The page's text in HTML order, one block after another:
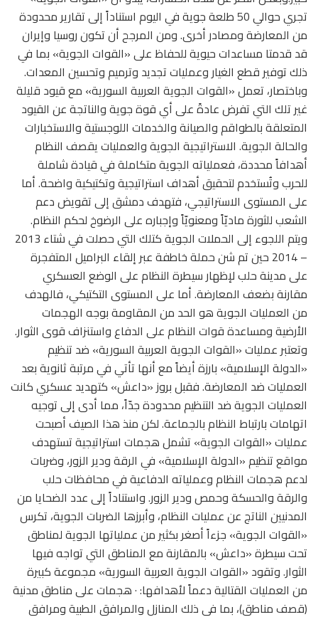
تجري حوالي 50 طلعة جوية في اليوم استناداً إلى تقارير محدودة
من المعارضة ومصادر أخرى. ومن المرجح أن تكون روسيا وإيران
قد قدمتا مساعدات حيوية للحفاظ على «القوات الجوية» بما في
ذلك توفير قطع الغيار وعمليات تجديد وترميم وتحسين المعدات.
وباختصار، تعمل «القوات الجوية العربية السورية» مع قيود قليلة
غير تلك التي تفرض عادةً على أي قوة جوية والناتجة عن القيود
المتعلقة بالطواقم والصيانة والخدمات اللوجستية والاستخبارات
والحالة الجوية. الاستراتيجية الجوية والعمليات يقصف النظام
أهدافاً محددة، فعملياته الجوية متكاملة في قيادة شاملة
للحرب وتُستخدم لتحقيق أهداف استراتيجية وتكتيكية واضحة. أما
على المستوى الاستراتيجي، فتهدف دمشق إلى تقويض دعم
الشعب للثورة ماديّاً ومعنويّاً وإجباره على الرضوخ لحكم النظام.
ويتم اللجوء إلى الحملات الجوية كتلك التي حصلت في شتاء 2013
– 2014 حين تم شن حملة خاطفة عبر إلقاء البراميل المتفجرة
على مدينة حلب لإظهار سيطرة النظام على الوضع العسكري
مقارنة بضعف المعارضة. أما على المستوى التكتيكي، فالهدف
من العمليات الجوية هو الحد من المقاومة بوجه الهجمات
الأرضية ومساعدة قوات النظام على الدفاع واستنزاف قوى الثوار.
وتعتبر عمليات «القوات الجوية العربية السورية» ضد تنظيم
«الدولة الإسلامية» بارزة أيضاً مع أنها تأتي في مرتبة ثانوية بعد
العمليات ضد المعارضة. فقبل بروز «داعش» كتهديد عسكري كانت
العمليات الجوية ضد التنظيم محدودة جدّاً، مما أدى إلى توجيه
اتهامات بارتباط النظام بالجماعة. لكن منذ هذا الصيف أصبحت
عمليات «القوات الجوية» تشمل هجمات استراتيجية تستهدف
مواقع تنظيم «الدولة الإسلامية» في الرقة ودير الزور، وضربات
لدعم هجمات النظام وعملياته الدفاعية في محافظات حلب
والرقة والحسكة وحمص ودير الزور. واستناداً إلى عدد الضحايا من
المدنيين الناتج عن عمليات النظام، وأبرزها الضربات الجوية، تكرس
«القوات الجوية» جزءاً أصغر بكثير من عملياتها الجوية لمناطق
تحت سيطرة «داعش» بالمقارنة مع المناطق التي تواجه فيها
الثوار. وتقود «القوات الجوية العربية السورية» مجموعة كبيرة
من العمليات القتالية دعماً لأهدافها: · هجمات على مناطق مدنية
(قصف مناطق)، بما في ذلك المنازل والمرافق الطبية ومرافق